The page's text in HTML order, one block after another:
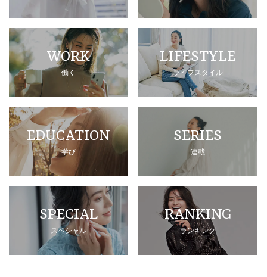
WORK
働く
LIFESTYLE
ライフスタイル
EDUCATION
学び
SERIES
連載
SPECIAL
スペシャル
RANKING
ランキング